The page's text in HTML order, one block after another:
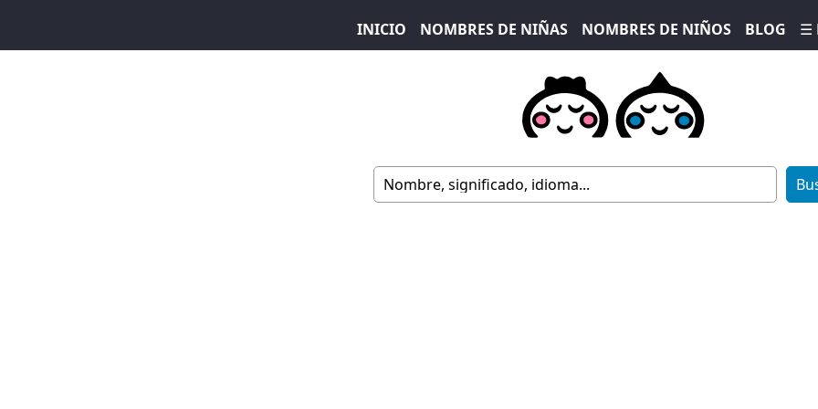
INICIO NOMBRES DE NIÑAS NOMBRES DE NIÑOS BLOG ☰